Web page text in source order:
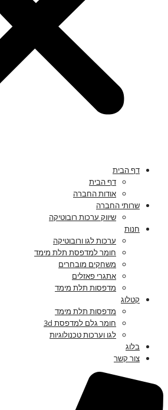
דף הבית
דף הבית
אודות החברה
שרותי החברה
שיווק ערכות רובוטיקה
חנות
ערכות לגו ורובוטיקה
חומר למדפסת תלת מימד
משחקים מובחרים
אתגרי פאזלים
מדפסות תלת מימד
קטלוג
מדפסות תלת מימד
חומר גלם למדפסת 3d
לגו וערכות טכנולוגיות
בלוג
צור קשר